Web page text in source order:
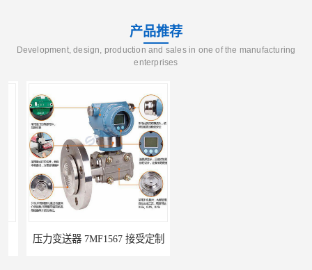
产品推荐
Development, design, production and sales in one of the manufacturing
enterprises
压力变送器 7MF1567 接受定制